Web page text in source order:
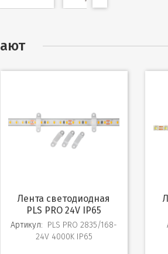
Лента светодиодная
PLS PRO 24V IP65
Артикул: PLS PRO 2835/168-
24V 4000K IP65
Лента светодиодная